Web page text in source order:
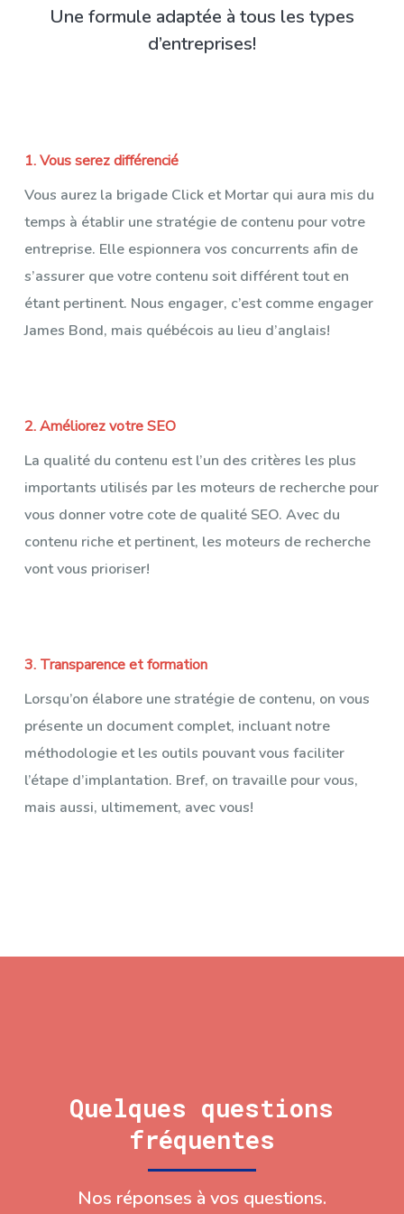
Une formule adaptée à tous les types
d’entreprises!
1. Vous serez différencié
Vous aurez la brigade Click et Mortar qui aura mis du
temps à établir une stratégie de contenu pour votre
entreprise. Elle espionnera vos concurrents afin de
s’assurer que votre contenu soit différent tout en
étant pertinent. Nous engager, c’est comme engager
James Bond, mais québécois au lieu d’anglais!
2. Améliorez votre SEO
La qualité du contenu est l’un des critères les plus
importants utilisés par les moteurs de recherche pour
vous donner votre cote de qualité SEO. Avec du
contenu riche et pertinent, les moteurs de recherche
vont vous prioriser!
3. Transparence et formation
Lorsqu’on élabore une stratégie de contenu, on vous
présente un document complet, incluant notre
méthodologie et les outils pouvant vous faciliter
l’étape d’implantation. Bref, on travaille pour vous,
mais aussi, ultimement, avec vous!
Quelques questions
fréquentes
Nos réponses à vos questions.